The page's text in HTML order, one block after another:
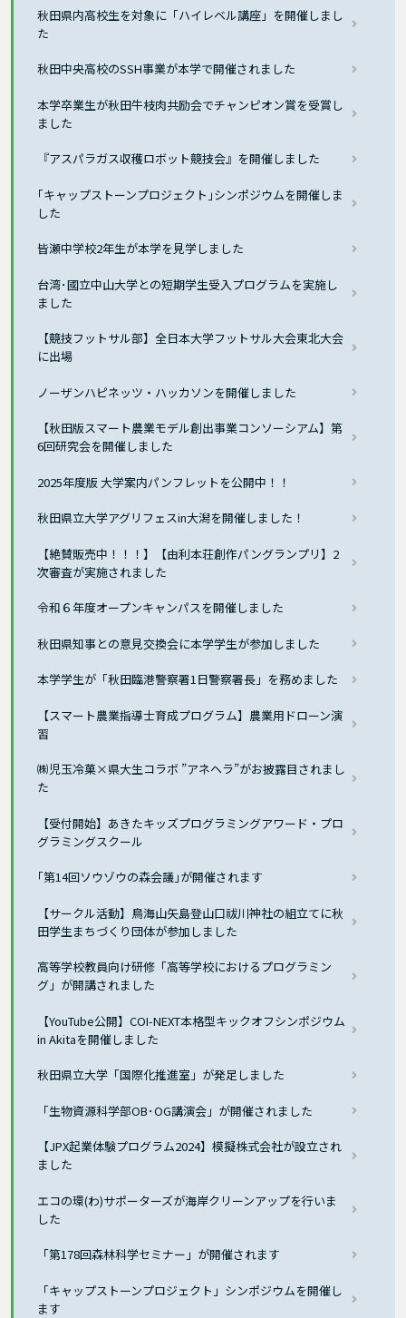
秋田県内高校生を対象に「ハイレベル講座」を開催しまし
た
秋田中央高校のSSH事業が本学で開催されました
本学卒業生が秋田牛枝肉共励会でチャンピオン賞を受賞し
ました
『アスパラガス収穫ロボット競技会』を開催しました
｢キャップストーンプロジェクト｣シンポジウムを開催しま
した
皆瀬中学校2年生が本学を見学しました
台湾･國立中山大学との短期学生受入プログラムを実施し
ました
【競技フットサル部】全日本大学フットサル大会東北大会
に出場
ノーザンハピネッツ・ハッカソンを開催しました
【秋田版スマート農業モデル創出事業コンソーシアム】第
6回研究会を開催しました
2025年度版 大学案内パンフレットを公開中！！
秋田県立大学アグリフェスin大潟を開催しました！
【絶賛販売中！！！】【由利本荘創作パングランプリ】2
次審査が実施されました
令和６年度オープンキャンパスを開催しました
秋田県知事との意見交換会に本学学生が参加しました
本学学生が「秋田臨港警察署1日警察署長」を務めました
【スマート農業指導士育成プログラム】農業用ドローン演
習
㈱児玉冷菓×県大生コラボ ”アネヘラ”がお披露目されまし
た
【受付開始】あきたキッズプログラミングアワード・プロ
グラミングスクール
｢第14回ソウゾウの森会議｣が開催されます
【サークル活動】鳥海山矢島登山口祓川神社の組立てに秋
田学生まちづくり団体が参加しました
高等学校教員向け研修「高等学校におけるプログラミン
グ」が開講されました
【YouTube公開】COI-NEXT本格型キックオフシンポジウム
in Akitaを開催しました
秋田県立大学「国際化推進室」が発足しました
「生物資源科学部OB･OG講演会」が開催されました
【JPX起業体験プログラム2024】模擬株式会社が設立され
ました
エコの環(わ)サポーターズが海岸クリーンアップを行いま
した
「第178回森林科学セミナー」が開催されます
「キャップストーンプロジェクト」シンポジウムを開催し
ます